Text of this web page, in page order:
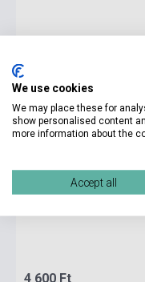
4 600 Ft
We use cookies
We may place these for
show personalised content
more information about the
Accept all